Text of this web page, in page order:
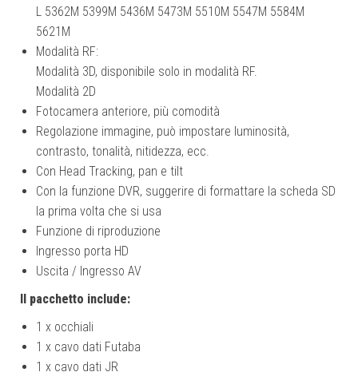
L 5362M 5399M 5436M 5473M 5510M 5547M 5584M
5621M
Modalità RF:
Modalità 3D, disponibile solo in modalità RF.
Modalità 2D
Fotocamera anteriore, più comodità
Regolazione immagine, può impostare luminosità,
contrasto, tonalità, nitidezza, ecc.
Con Head Tracking, pan e tilt
Con la funzione DVR, suggerire di formattare la scheda SD
la prima volta che si usa
Funzione di riproduzione
Ingresso porta HD
Uscita / Ingresso AV
Il pacchetto include:
1 x occhiali
1 x cavo dati Futaba
1 x cavo dati JR